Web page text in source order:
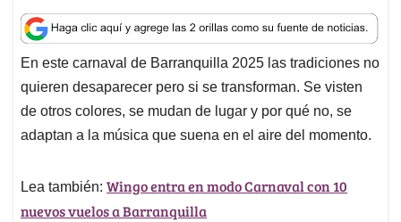
a
t
s
A
p
p
c
e
b
o
o
k
n
k
e
d
I
n
a
i
l
r
e
a
d
s
En este carnaval de Barranquilla 2025 las tradiciones no
quieren desaparecer pero si se transforman. Se visten
de otros colores, se mudan de lugar y por qué no, se
adaptan a la música que suena en el aire del momento.
Lea también: Wingo entra en modo Carnaval con 10
nuevos vuelos a Barranquilla